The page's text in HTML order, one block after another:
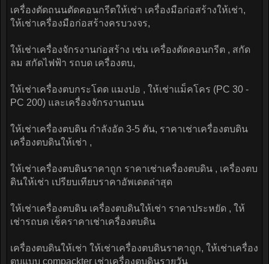
เครื่องตัดถนนตัดคอนกรีตให้เช่า เครื่องมือก่อสร้างให้เช่า,
ให้เช่าเครื่องมือก่อสร้างครบวงจร,
ให้เช่าเครื่องจักรงานก่อสร้าง เช่น เครื่องตัดคอนกรีต , สกัด
ลม สกัดไฟฟ้า รถบด เครื่องตบ,
ให้เช่าเครื่องตบกระโดด แมงปอ , ให้เช่าแม็คโคร (PC 30 -
PC 200) และเครื่องจักรงานถนน
ให้เช่าเครื่องตบดิน กำลังอัด 3-5 ตัน, ราคาเช่าเครื่องตบดิน
เครื่องตบดินให้เช่า ,
ให้เช่าเครื่องตบดินราคาถูก ราคาเช่าเครื่องตบดิน , เครื่องตบ
ดินให้เช่า เปรียบเทียบราคาอัพเดตล่าสุด
ให้เช่าเครื่องตบดิน เครื่องตบดินให้เช่า ราคาประหยัด , ให้
เช่ารถบด เช็คราคาเช่าเครื่องตบดิน
เครื่องตบดินให้เช่า ให้เช่าเครื่องตบดินราคาถูก, ให้เช่าเครื่อง
ตบแบบ compackter เช่าเครื่องตบดินรายวัน